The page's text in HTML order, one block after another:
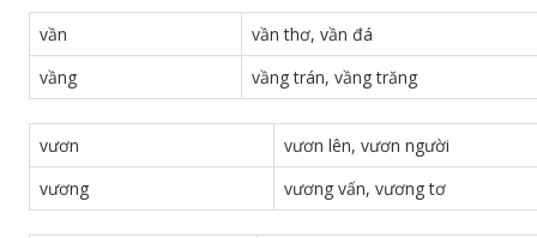
vần
vần thơ, vần đá
vầng
vầng trán, vầng trăng
vươn
vươn lên, vươn người
vương
vương vấn, vương tơ